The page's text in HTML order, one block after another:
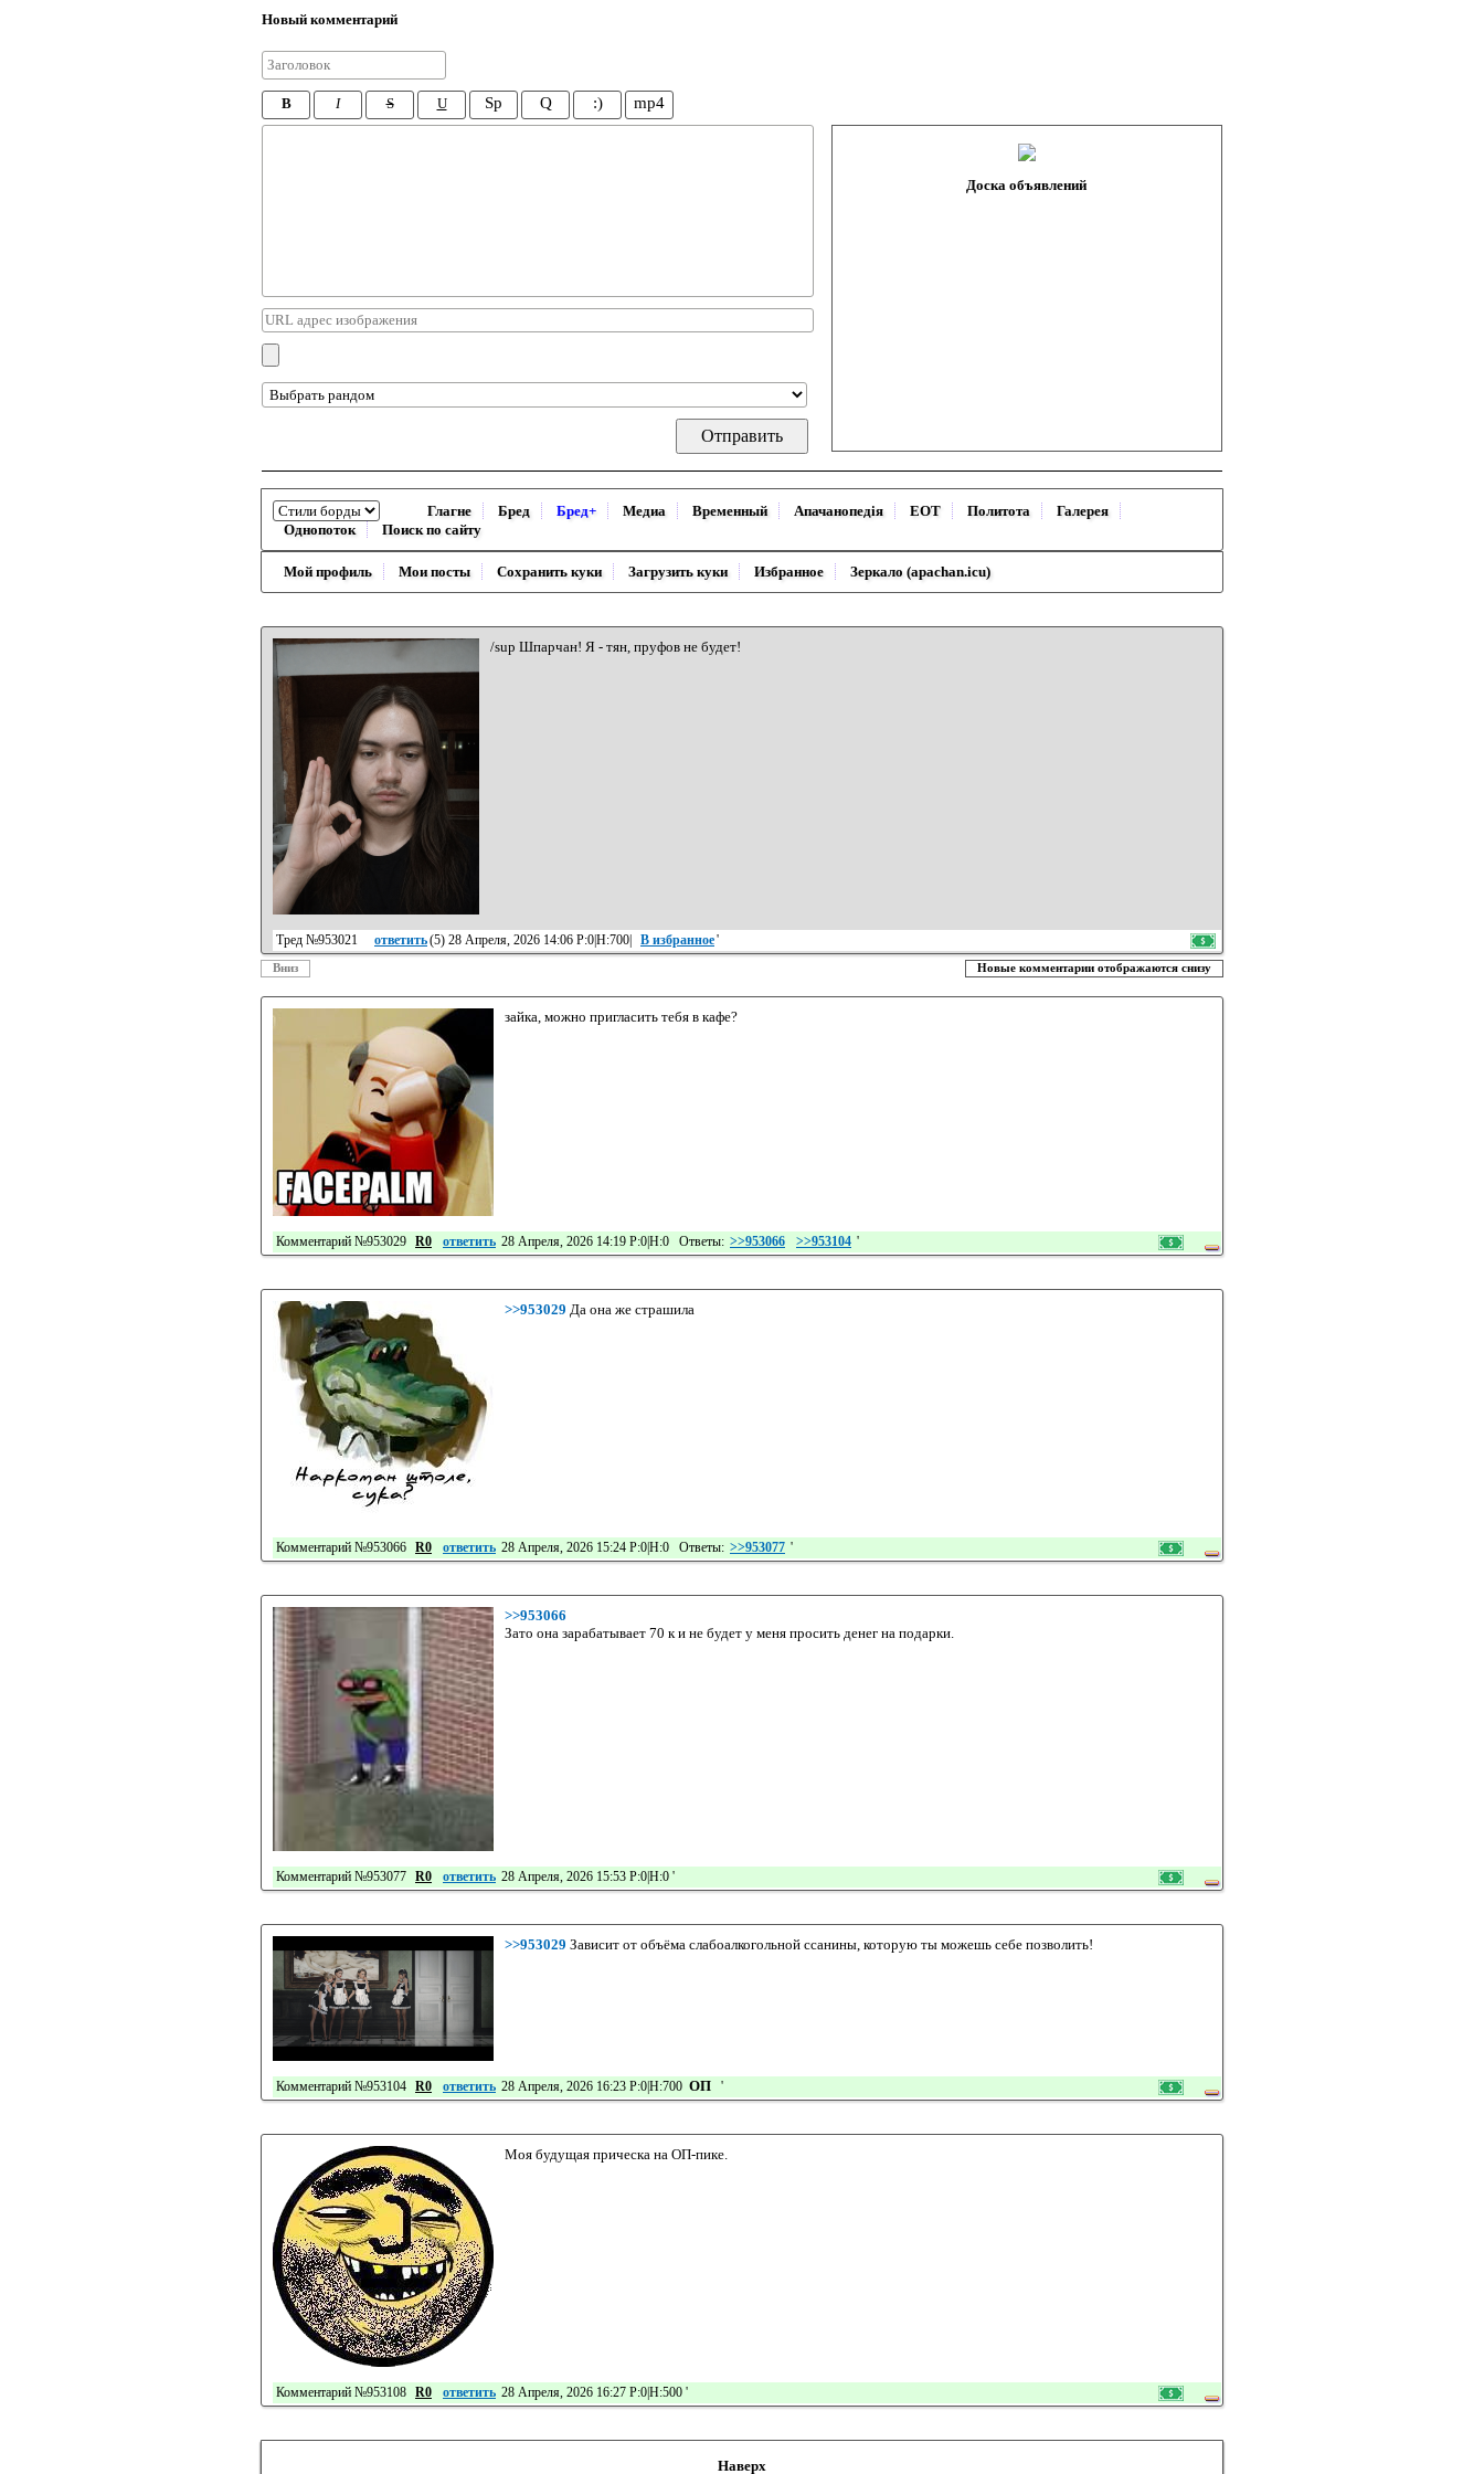
Новый комментарий
B I S U Sp Q :) mp4
Доска объявлений
Глагне Бред Бред+ Медиа Временный Апачанопедiя ЕОТ Политота
Галерея
Однопоток
Поиск по сайту
Мой профиль Мои посты Сохранить куки Загрузить куки Избранное Зеркало (apachan.icu)
/sup Шпарчан! Я - тян, пруфов не будет!
Тред №953021 ответить(5) 28 Апреля, 2026 14:06 Р:0|Н:700| В избранное'
Вниз Новые комментарии отображаются снизу
зайка, можно пригласить тебя в кафе?
Комментарий №953029 R0 ответить 28 Апреля, 2026 14:19 Р:0|Н:0 Ответы: >>953066 >>953104 '
>>953029 Да она же страшила
Комментарий №953066 R0 ответить 28 Апреля, 2026 15:24 Р:0|Н:0 Ответы: >>953077 '
>>953066
Зато она зарабатывает 70 к и не будет у меня просить денег на подарки.
Комментарий №953077 R0 ответить 28 Апреля, 2026 15:53 Р:0|Н:0 '
>>953029 Зависит от объёма слабоалкогольной ссанины, которую ты можешь себе позволить!
Комментарий №953104 R0 ответить 28 Апреля, 2026 16:23 Р:0|Н:700 ОП '
Моя будущая прическа на ОП-пике.
Комментарий №953108 R0 ответить 28 Апреля, 2026 16:27 Р:0|Н:500 '
Наверх